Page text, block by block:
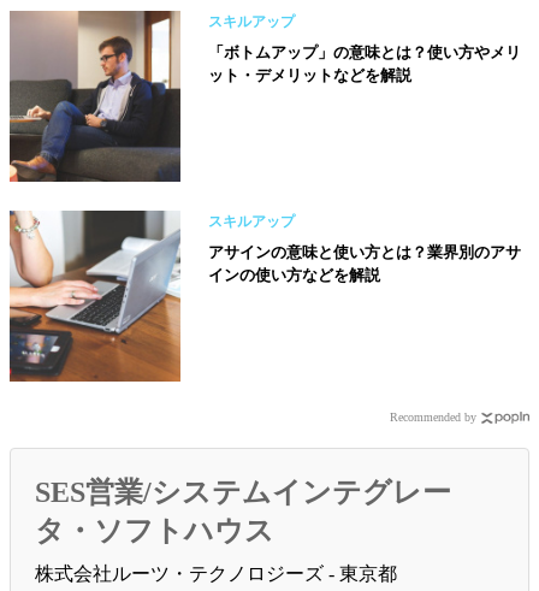
スキルアップ
「ボトムアップ」の意味とは？使い方やメリ
ット・デメリットなどを解説
スキルアップ
アサインの意味と使い方とは？業界別のアサ
インの使い方などを解説
Recommended by
SES営業/システムインテグレー
タ・ソフトハウス
株式会社ルーツ・テクノロジーズ - 東京都